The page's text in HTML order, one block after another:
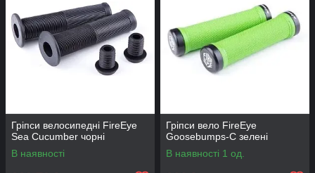
Гріпси велосипедні FireEye
Sea Cucumber чорні
В наявності
Гріпси вело FireEye
Goosebumps-C зелені
В наявності 1 од.